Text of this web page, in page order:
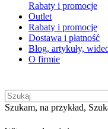
Rabaty i promocje
Outlet
Rabaty i promocje
Dostawa i płatność
Blog, artykuły,
O firmie
Szukam, na przykład,